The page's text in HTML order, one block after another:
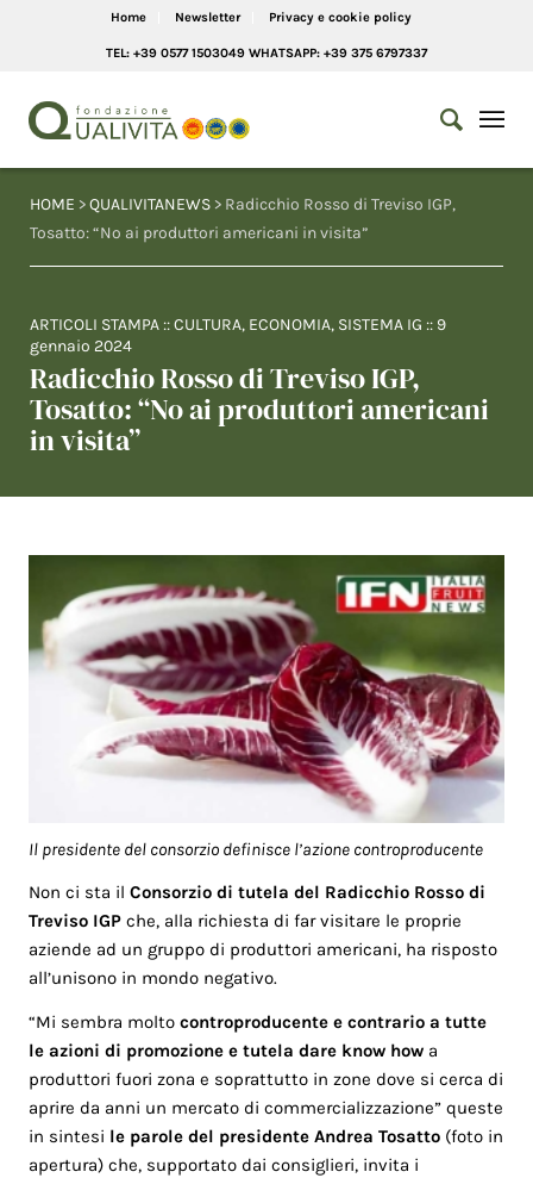
Home Newsletter Privacy e cookie policy
TEL: +39 0577 1503049 WHATSAPP: +39 375 6797337
HOME >QUALIVITANEWS > Radicchio Rosso di Treviso IGP,
Tosatto: “No ai produttori americani in visita”
ARTICOLI STAMPA ::CULTURA, ECONOMIA, SISTEMA IG :: 9
gennaio 2024
Radicchio Rosso di Treviso IGP,
Tosatto: “No ai produttori americani
in visita”
Il presidente del consorzio definisce l’azione controproducente
Non ci sta ilConsorzio di tutela del Radicchio Rosso di
Treviso IGP che, alla richiesta di far visitare le proprie
aziende ad un gruppo di produttori americani, ha risposto
all’unisono in mondo negativo.
“Mi sembra molto controproducente e contrario a tutte
le azioni di promozione e tutela dare know how a
produttori fuori zona e soprattutto in zone dove si cerca di
aprire da anni un mercato di commercializzazione” queste
in sintesi le parole del presidente Andrea Tosatto (foto in
apertura) che, supportato dai consiglieri, invita i